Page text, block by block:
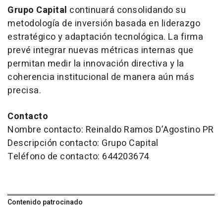
Grupo Capital continuará consolidando su
metodología de inversión basada en liderazgo
estratégico y adaptación tecnológica. La firma
prevé integrar nuevas métricas internas que
permitan medir la innovación directiva y la
coherencia institucional de manera aún más
precisa.
Contacto
Nombre contacto: Reinaldo Ramos D’Agostino PR
Descripción contacto: Grupo Capital
Teléfono de contacto: 644203674
Contenido patrocinado